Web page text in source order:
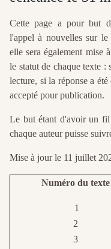
Cette page a pour but
l'appel à nouvelles sur
elle sera également mise
le statut de chaque texte :
lecture, si la réponse a
accepté pour publication.
Le but étant d'avoir un
chaque auteur puisse
Mise à jour le 11 juillet
Numéro du texte
1
2
3